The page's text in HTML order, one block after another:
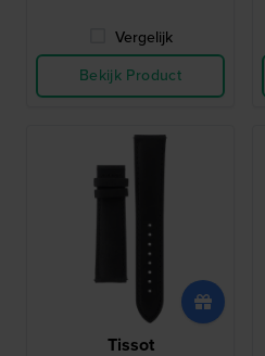
Vergelijk
Bekijk Product
Tissot